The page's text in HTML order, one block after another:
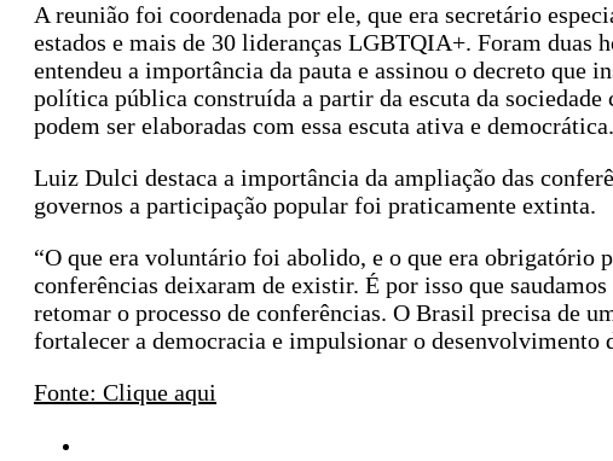
A reunião foi coordenada por ele, que era secretário
estados e mais de 30 lideranças LGBTQIA+. Foram
entendeu a importância da pauta e assinou o decreto
política pública construída a partir da escuta da
podem ser elaboradas com essa escuta ativa e
Luiz Dulci destaca a importância da ampliação das
governos a participação popular foi praticamente extinta.
“O que era voluntário foi abolido, e o que era obrigatório
conferências deixaram de existir. É por isso que
retomar o processo de conferências. O Brasil precisa de
fortalecer a democracia e impulsionar o
Fonte: Clique aqui